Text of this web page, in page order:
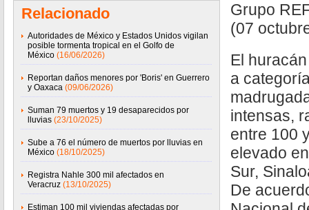
Relacionado
Autoridades de México y Estados Unidos vigilan
posible tormenta tropical en el Golfo de
México (16/06/2026)
Reportan daños menores por 'Boris' en Guerrero
y Oaxaca (09/06/2026)
Suman 79 muertos y 19 desaparecidos por
lluvias (23/10/2025)
Sube a 76 el número de muertos por lluvias en
México (18/10/2025)
Registra Nahle 300 mil afectados en
Veracruz (13/10/2025)
Estiman 100 mil viviendas afectadas por
Grupo
(07
El
a
intensas,
entre 100
elevado
Sur,
De